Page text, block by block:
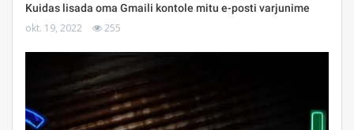
Kuidas lisada oma Gmaili kontole mitu e-posti varjunime
okt. 19, 2022 255